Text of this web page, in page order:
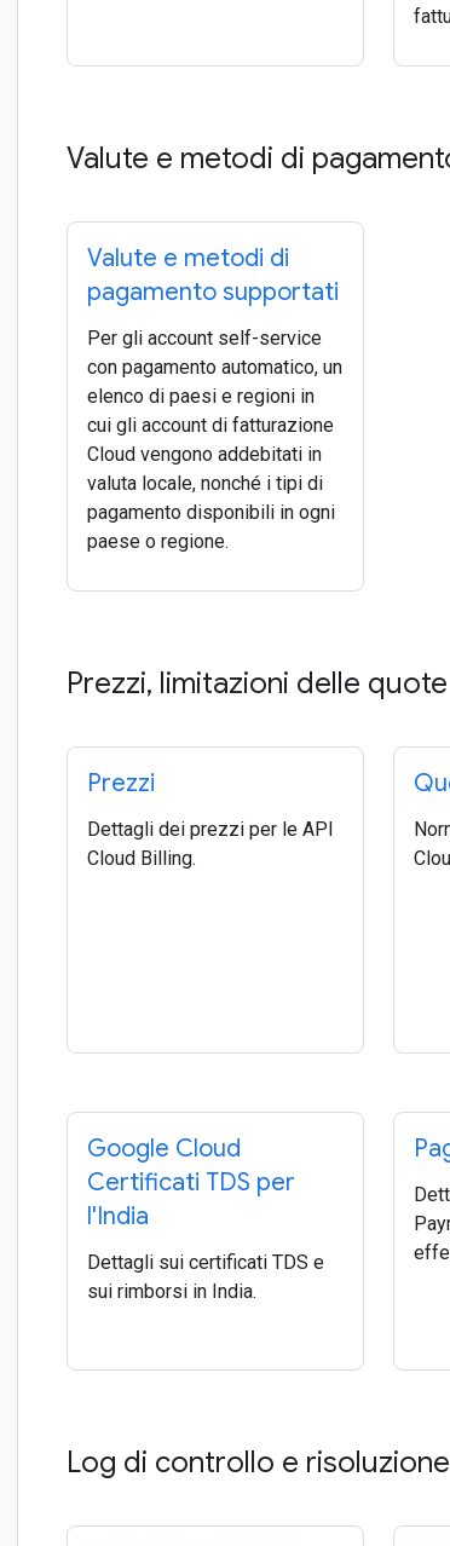
Valute e metodi di
Valute e metodi di
pagamento supportati
Per gli account self-service
con pagamento automatico, un
elenco di paesi e regioni in
cui gli account di fatturazione
Cloud vengono addebitati in
valuta locale, nonché i tipi di
pagamento disponibili in ogni
paese o regione.
Prezzi, limitazioni delle
Prezzi
Dettagli dei prezzi per le API
Cloud Billing.
Google Cloud
Certificati TDS per
l'India
Dettagli sui certificati TDS e
sui rimborsi in India.
Log di controllo e